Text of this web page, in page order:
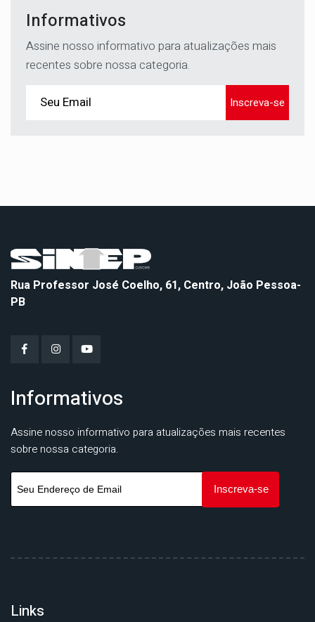
Informativos
Assine nosso informativo para atualizações mais
recentes sobre nossa categoria.
Inscreva-se
Rua Professor José Coelho, 61, Centro, João Pessoa-
PB
Informativos
Assine nosso informativo para atualizações mais recentes
sobre nossa categoria.
Links